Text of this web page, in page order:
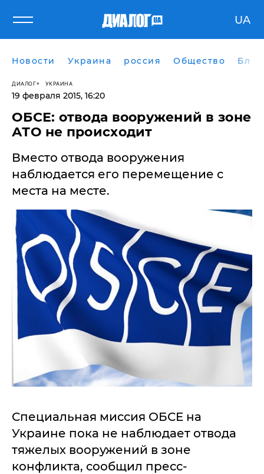
UA
Новости Украина россия Общество
ДИАЛОГ УКРАИНА
19 февраля 2015, 16:20
ОБСЕ: отвода вооружений в зоне
АТО не происходит
Вместо отвода вооружения
наблюдается его перемещение с
места на месте.
Специальная миссия ОБСЕ на
Украине пока не наблюдает отвода
тяжелых вооружений в зоне
конфликта, сообщил пресс-